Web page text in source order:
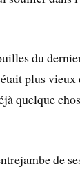
du
plus vieux
quelque
de